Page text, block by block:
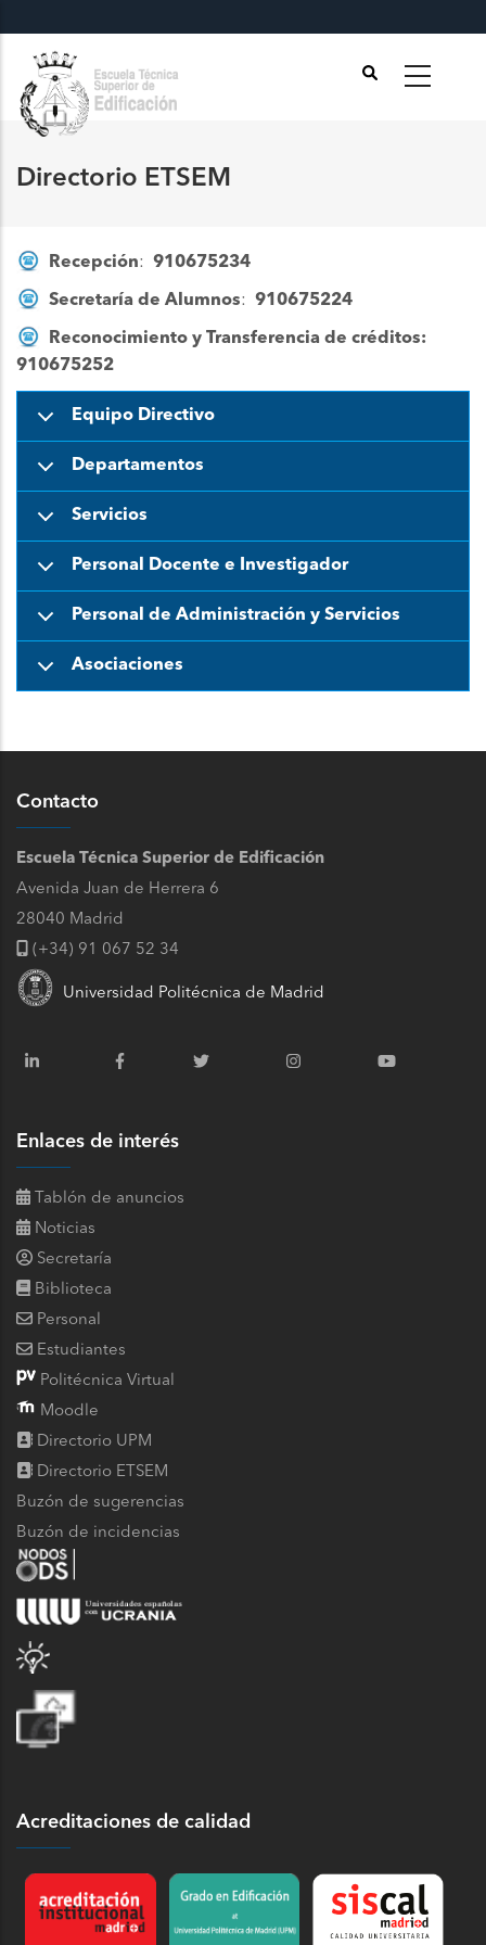
contenido
principal
Directorio ETSEM
Recepción: 910675234
Secretaría de Alumnos: 910675224
Reconocimiento y Transferencia de créditos:
910675252
Equipo Directivo
Departamentos
Servicios
Personal Docente e Investigador
Personal de Administración y Servicios
Asociaciones
Contacto
Escuela Técnica Superior de Edificación
Avenida Juan de Herrera 6
28040 Madrid
(+34) 91 067 52 34
Universidad Politécnica de Madrid
Enlaces de interés
Tablón de anuncios
Noticias
Secretaría
Biblioteca
Personal
Estudiantes
Politécnica Virtual
Moodle
Directorio UPM
Directorio ETSEM
Buzón de sugerencias
Buzón de incidencias
Acreditaciones de calidad